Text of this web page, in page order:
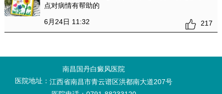
点对病情有帮助的
6月24日 11:32 217
南昌国丹白癜风医院
医院地址： 江西省南昌市青云谱区洪都南大道207号